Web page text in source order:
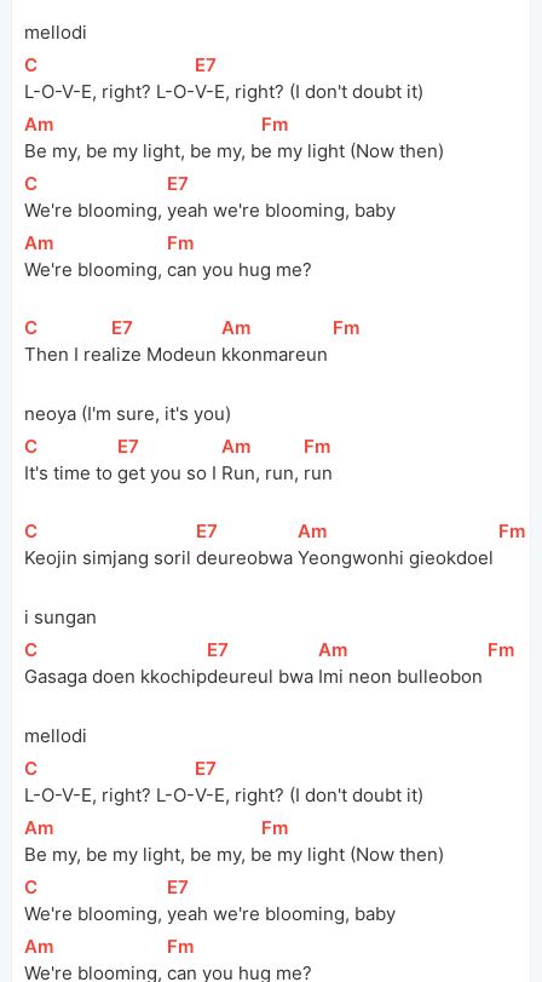
mellodi
[
C
L-O-V-E, right? L-O-
[E7
V-E, right? (I don't doubt it)
[
Am
Be my, be my light, be my, b
[Fm
e my light (Now then)
[
C
We're blooming,
[E7
yeah we're blooming, baby
[
Am
We're blooming,
[Fm
can you hug me?
[
C
Then I rea
[E7
lize Modeun
[
Am
kkonmareun
[Fm
neoya (I'm sure, it's you)
[
C
It's time to
[E7
get you so I
[
Am
Run, run,
[Fm
run
[
C
Keojin simjang soril
[E7
deureobwa
[
Am
Yeongwonhi gieokdoel
[Fm
i sungan
[
C
Gasaga doen kkochip
[E7
deureul bwa
[
Am
Imi neon bulleobon
[Fm
mellodi
[
C
L-O-V-E, right? L-O-
[E7
V-E, right? (I don't doubt it)
[
Am
Be my, be my light, be my, b
[Fm
e my light (Now then)
[
C
We're blooming,
[E7
yeah we're blooming, baby
[
Am
We're blooming,
[Fm
can you hug me?